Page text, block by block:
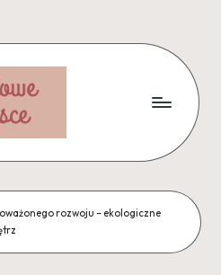
rozwoju – ekologiczne